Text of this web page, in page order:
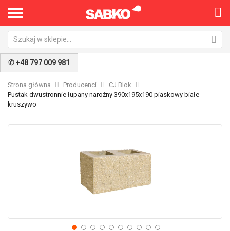
✆ +48 797 009 981
Strona główna Producenci
CJ Blok
Pustak dwustronnie łupany narożny 390x195x190 piaskowy białe
kruszywo